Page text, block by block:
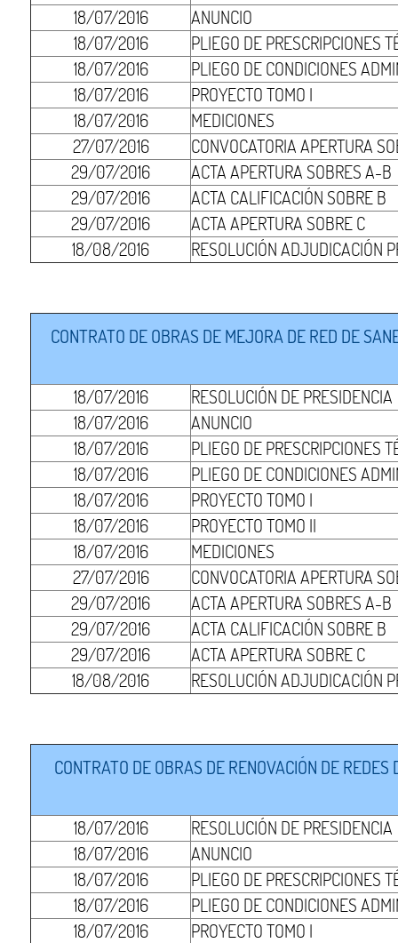
18/07/2016
ANUNCIO
18/07/2016
PLIEGO DE PRESCRIPCIONES
18/07/2016
PLIEGO DE CONDICIONES
18/07/2016
PROYECTO TOMO I
18/07/2016
MEDICIONES
27/07/2016
CONVOCATORIA APERTURA
29/07/2016
ACTA APERTURA SOBRES A-B
29/07/2016
ACTA CALIFICACIÓN SOBRE B
29/07/2016
ACTA APERTURA SOBRE C
18/08/2016
RESOLUCIÓN ADJUDICACIÓN
CONTRATO DE OBRAS DE MEJORA DE RED DE
18/07/2016
RESOLUCIÓN DE PRESIDENCIA
18/07/2016
ANUNCIO
18/07/2016
PLIEGO DE PRESCRIPCIONES
18/07/2016
PLIEGO DE CONDICIONES
18/07/2016
PROYECTO TOMO I
18/07/2016
PROYECTO TOMO II
18/07/2016
MEDICIONES
27/07/2016
CONVOCATORIA APERTURA
29/07/2016
ACTA APERTURA SOBRES A-B
29/07/2016
ACTA CALIFICACIÓN SOBRE B
29/07/2016
ACTA APERTURA SOBRE C
18/08/2016
RESOLUCIÓN ADJUDICACIÓN
CONTRATO DE OBRAS DE RENOVACIÓN DE
18/07/2016
RESOLUCIÓN DE PRESIDENCIA
18/07/2016
ANUNCIO
18/07/2016
PLIEGO DE PRESCRIPCIONES
18/07/2016
PLIEGO DE CONDICIONES
18/07/2016
PROYECTO TOMO I